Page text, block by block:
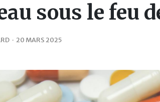
sous le feu
· 20 MARS 2025